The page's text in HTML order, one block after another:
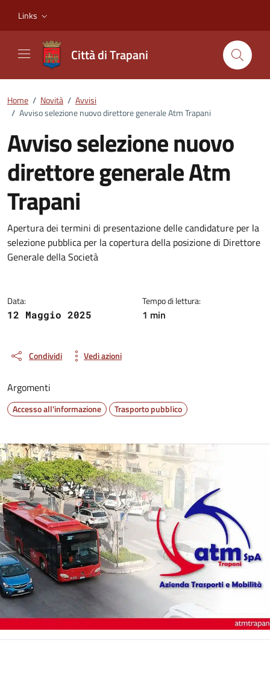
Links
Città di Trapani
Home / Novità / Avvisi
/ Avviso selezione nuovo direttore generale Atm Trapani
Avviso selezione nuovo
direttore generale Atm
Trapani
Dettagli della notizia
Apertura dei termini di presentazione delle candidature per la
selezione pubblica per la copertura della posizione di Direttore
Generale della Società
Data:
12 Maggio 2025
Tempo di lettura:
1 min
Condividi Vedi azioni
Argomenti
Accesso all'informazione Trasporto pubblico